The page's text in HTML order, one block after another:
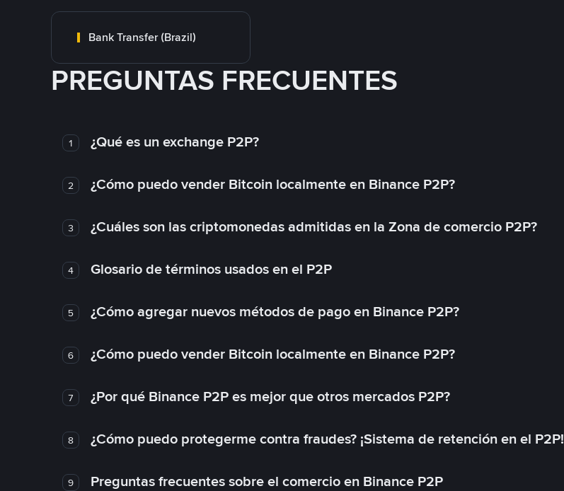
Bank Transfer (Brazil)
PREGUNTAS FRECUENTES
1 ¿Qué es un exchange P2P?
2 ¿Cómo puedo vender Bitcoin localmente en Binance P2P?
3 ¿Cuáles son las criptomonedas admitidas en la Zona de comercio P2P?
4 Glosario de términos usados en el P2P
5 ¿Cómo agregar nuevos métodos de pago en Binance P2P?
6 ¿Cómo puedo vender Bitcoin localmente en Binance P2P?
7 ¿Por qué Binance P2P es mejor que otros mercados P2P?
8 ¿Cómo puedo protegerme contra fraudes? ¡Sistema de retención en el P2P!
9 Preguntas frecuentes sobre el comercio en Binance P2P